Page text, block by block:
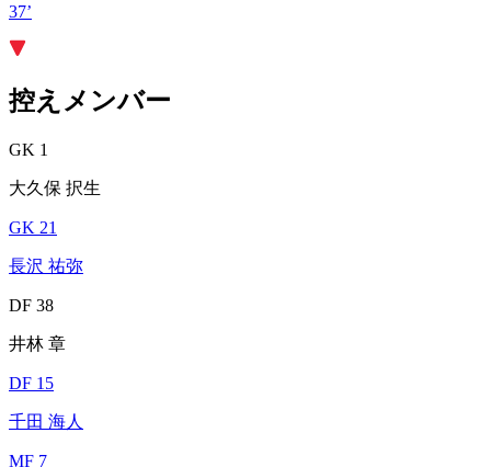
37’
控えメンバー
GK 1
大久保 択生
GK 21
長沢 祐弥
DF 38
井林 章
DF 15
千田 海人
MF 7